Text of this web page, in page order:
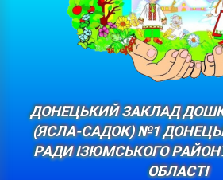
ДОНЕЦЬКИЙ ЗАКЛАД
(ЯСЛА-САДОК) №1
РАДИ ІЗЮМСЬКОГО
ОБЛАСТІ